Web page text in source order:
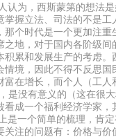
，西斯蒙第的想法是
掌握立法、司法的不是
那个时代是一个更加注
之地，对于国内各阶级
积累和发展生产的考虑
情境，因此不得不反思
富在增长，而个人（工
是没有意义的（这在很
看成一个福利经济学家
个简单的梳理，肯定
关注的问题有：价格与